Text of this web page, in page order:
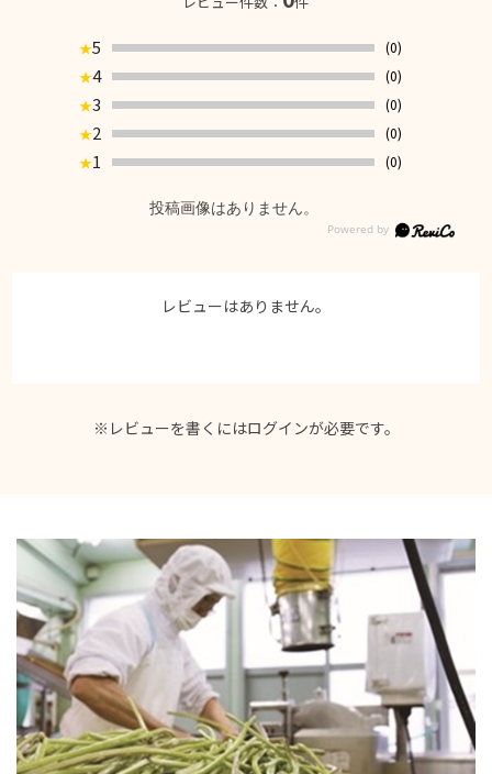
★5
(0)
★4
(0)
★3
(0)
★2
(0)
★1 (0)
投稿画像はありません。
レビューはありません。
※レビューを書くにはログインが必要です。